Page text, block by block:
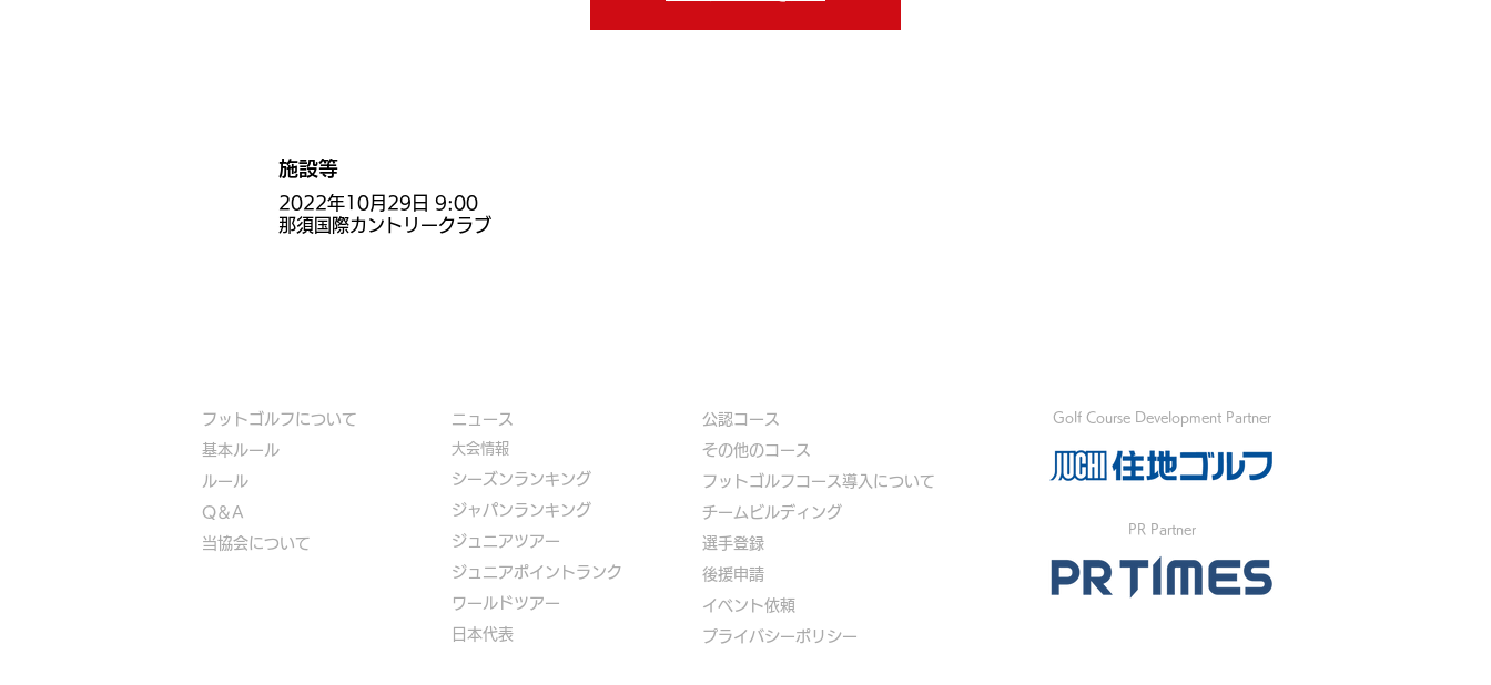
施設等
2022年10月29日 9:00
那須国際カントリークラブ
フットゴルフについて
基本ルール
ルール
Q＆A
​当協会について
​ニュース
大会情報
シーズンランキング
ジャパンランキング
ジュニアツアー
ジュニアポイントランク
​ワールドツアー
​​日本代表
公認コース
​その他のコース
​ フットゴルフコース導入について
​チームビルディング
選手登録​
​後援申請
​イベント依頼
プライバシーポリシー
Golf Course Development Partner
PR Partner